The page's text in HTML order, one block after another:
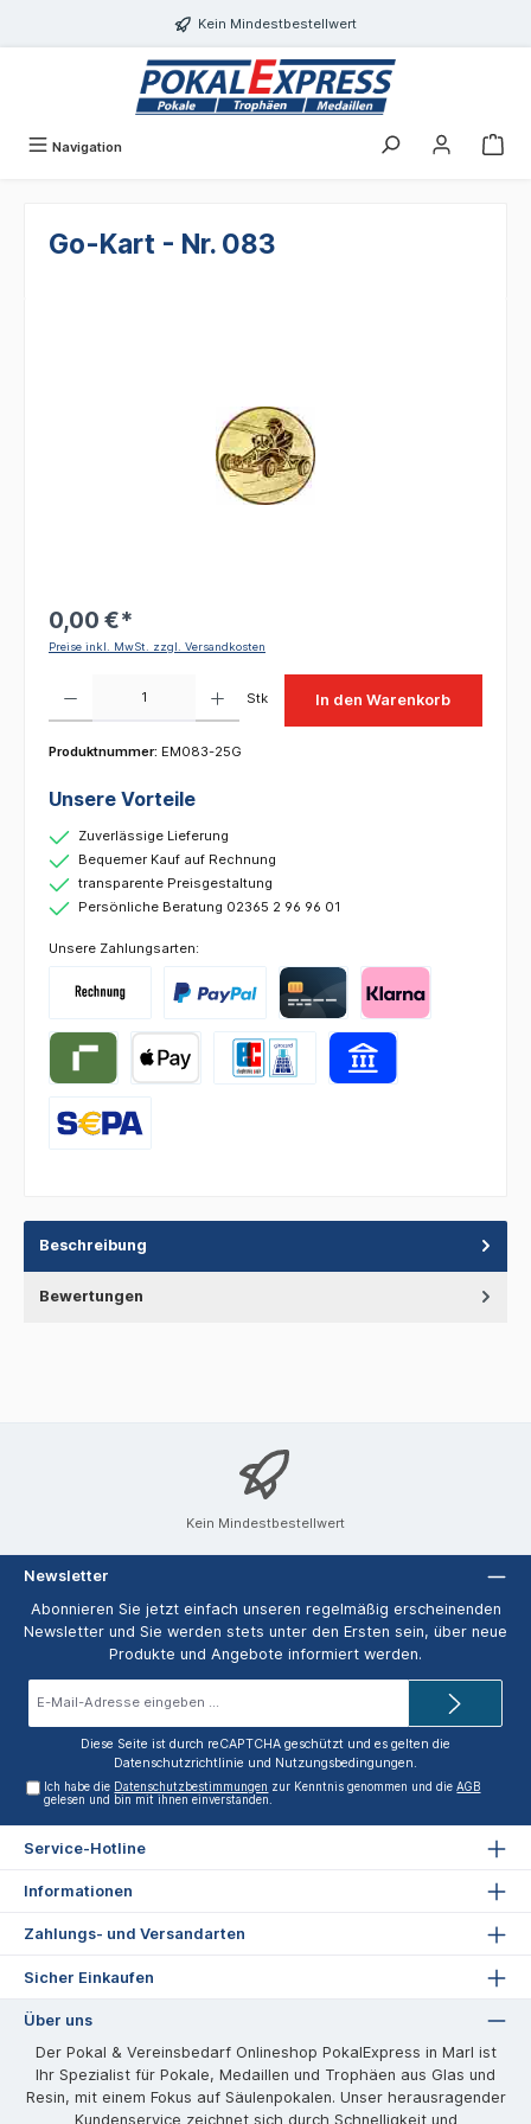
Kein Mindestbestellwert
Navigation
Go-Kart - Nr. 083
0,00 €*
Preise inkl. MwSt. zzgl. Versandkosten
Stk In den Warenkorb
Produktnummer: EM083-25G
Unsere Vorteile
Zuverlässige Lieferung
Bequemer Kauf auf Rechnung
transparente Preisgestaltung
Persönliche Beratung 02365 2 96 96 01
Unsere Zahlungsarten:
Beschreibung
Bewertungen
Kein Mindestbestellwert
Newsletter
Abonnieren Sie jetzt einfach unseren regelmäßig erscheinenden
Newsletter und Sie werden stets unter den Ersten sein, über neue
Produkte und Angebote informiert werden.
Diese Seite ist durch reCAPTCHA geschützt und es gelten die
Datenschutzrichtlinie und Nutzungsbedingungen.
Ich habe die Datenschutzbestimmungen zur Kenntnis genommen und dieAGB
gelesen und bin mit ihnen einverstanden.
Service-Hotline
Informationen
Zahlungs- und Versandarten
Sicher Einkaufen
Über uns
Der Pokal & Vereinsbedarf Onlineshop PokalExpress in Marl ist
Ihr Spezialist für Pokale, Medaillen und Trophäen aus Glas und
Resin, mit einem Fokus auf Säulenpokalen. Unser herausragender
Kundenservice zeichnet sich durch Schnelligkeit und